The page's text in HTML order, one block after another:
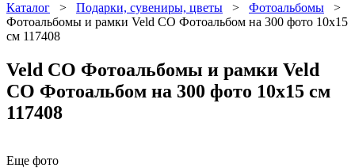
Каталог > Подарки, сувениры, цветы > Фотоальбомы >
Фотоальбомы и рамки Veld CO Фотоальбом на 300 фото 10х15
см 117408
Veld CO Фотоальбомы и рамки Veld
CO Фотоальбом на 300 фото 10х15 см
117408
Еще фото